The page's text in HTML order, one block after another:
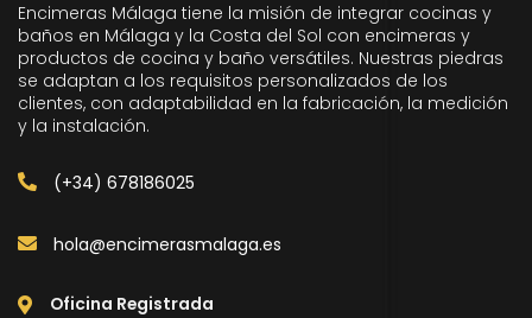
Encimeras Málaga tiene la misión de integrar cocinas y
baños en Málaga y la Costa del Sol con encimeras y
productos de cocina y baño versátiles. Nuestras piedras
se adaptan a los requisitos personalizados de los
clientes, con adaptabilidad en la fabricación, la medición
y la instalación.
(+34) 678186025
hola@encimerasmalaga.es
Oficina Registrada